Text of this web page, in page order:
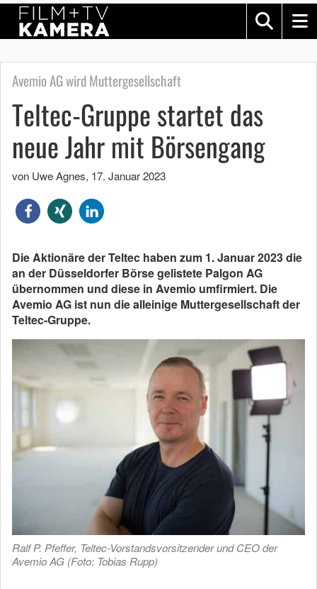
Avemio AG wird Muttergesellschaft
Teltec-Gruppe startet das
neue Jahr mit Börsengang
von Uwe Agnes, 17. Januar 2023
Die Aktionäre der Teltec haben zum 1. Januar 2023 die
an der Düsseldorfer Börse gelistete Palgon AG
übernommen und diese in Avemio umfirmiert. Die
Avemio AG ist nun die alleinige Muttergesellschaft der
Teltec-Gruppe.
Ralf P. Pfeffer, Teltec-Vorstandsvorsitzender und CEO der
Avemio AG (Foto: Tobias Rupp)